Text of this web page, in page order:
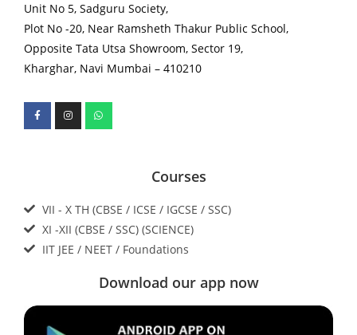
Unit No 5, Sadguru Society,
Plot No -20, Near Ramsheth Thakur Public School,
Opposite Tata Utsa Showroom, Sector 19,
Kharghar, Navi Mumbai – 410210
Courses
VII - X TH (CBSE / ICSE / IGCSE / SSC)
XI -XII (CBSE / SSC) (SCIENCE)
IIT JEE / NEET / Foundations
Download our app now